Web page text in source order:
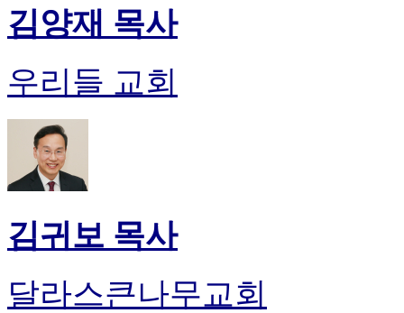
김양재 목사
우리들 교회
김귀보 목사
달라스큰나무교회